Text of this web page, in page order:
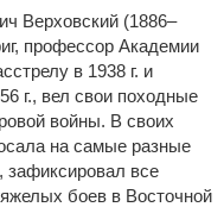
Верховский (1886–
профессор Академии
в 1938 г. и
г., вел свои походные
войны. В своих
на самые разные
зафиксировал все
боев в Восточной